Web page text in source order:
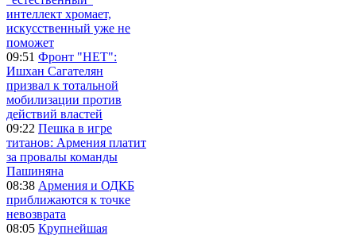
интеллект хромает,
искусственный уже не
поможет
09:51 Фронт "НЕТ":
Ишхан Сагателян
призвал к тотальной
мобилизации против
действий властей
09:22 Пешка в игре
титанов: Армения платит
за провалы команды
Пашиняна
08:38 Армения и ОДКБ
приближаются к точке
невозврата
08:05 Крупнейшая